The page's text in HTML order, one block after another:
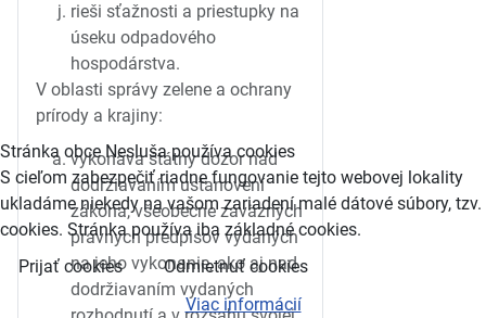
rieši sťažnosti a priestupky na
úseku odpadového
hospodárstva.
V oblasti správy zelene a ochrany
prírody a krajiny:
vykonáva štátny dozor nad
dodržiavaním ustanovení
zákona, všeobecne záväzných
právnych predpisov vydaných
na jeho vykonanie, ako aj nad
dodržiavaním vydaných
Stránka obce Nesluša používa cookies
S cieľom zabezpečiť riadne fungovanie tejto webovej lokality
ukladáme niekedy na vašom zariadení malé dátové súbory, tzv.
cookies. Stránka používa iba základné cookies.
Prijať cookies
Odmietnuť cookies
Viac informácií